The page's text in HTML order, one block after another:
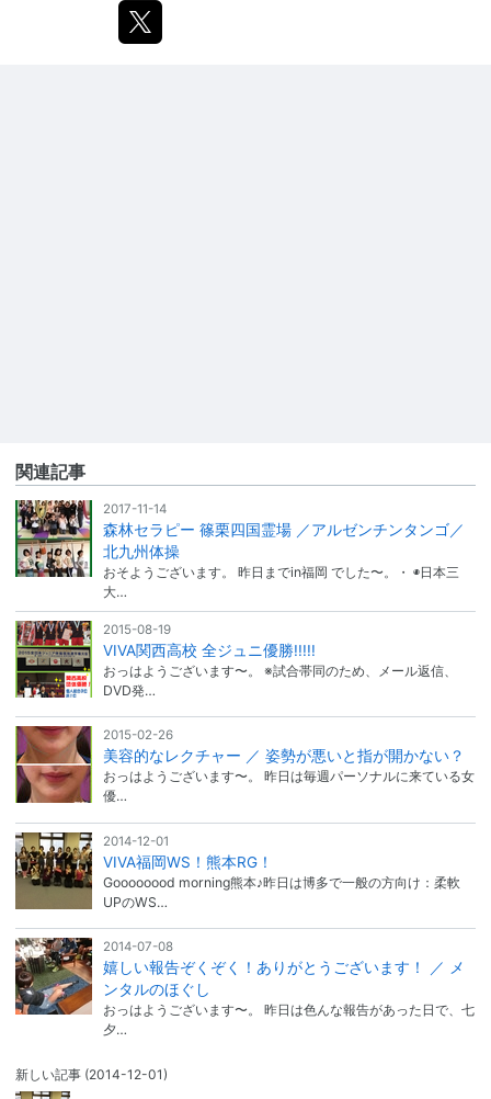
関連記事
2017-11-14
森林セラピー 篠栗四国霊場 ／アルゼンチンタンゴ／
北九州体操
おそようございます。 昨日までin福岡 でした〜。・ ◉日本三
大…
2015-08-19
VIVA関西高校 全ジュニ優勝!!!!!
おっはようございます〜。 ※試合帯同のため、メール返信、
DVD発…
2015-02-26
美容的なレクチャー ／ 姿勢が悪いと指が開かない？
おっはようございます〜。 昨日は毎週パーソナルに来ている女
優…
2014-12-01
VIVA福岡WS！熊本RG！
Goooooood morning熊本♪昨日は博多で一般の方向け：柔軟
UPのWS…
2014-07-08
嬉しい報告ぞくぞく！ありがとうございます！ ／ メ
ンタルのほぐし
おっはようございます〜。 昨日は色んな報告があった日で、七
夕…
新しい記事 (2014-12-01)